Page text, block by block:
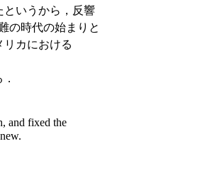
というから，反響
の時代の始まりと
カにおける
and fixed the